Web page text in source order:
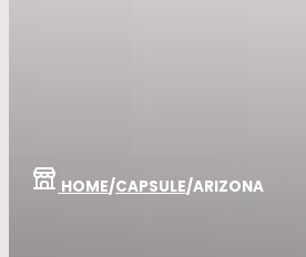
HOME/CAPSULE/ARIZONA